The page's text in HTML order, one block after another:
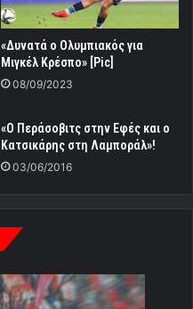
«Δυνατά ο Ολυμπιακός για
Μιγκέλ Κρέσπο» [Pic]
08/09/2023
«Ο Περάσοβιτς στην Εφές και ο
Κατσικάρης στη Λαμποράλ»!
03/06/2016